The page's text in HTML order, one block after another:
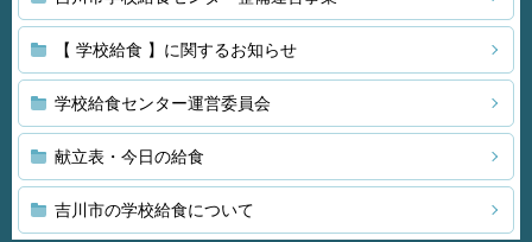
【 学校給食 】に関するお知らせ
学校給食センター運営委員会
献立表・今日の給食
吉川市の学校給食について